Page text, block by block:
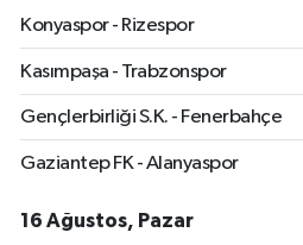
Konyaspor - Rizespor
Kasımpaşa - Trabzonspor
Gençlerbirliği S.K. - Fenerbahçe
Gaziantep FK - Alanyaspor
16 Ağustos, Pazar